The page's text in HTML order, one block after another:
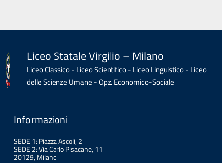
Liceo Statale Virgilio – Milano
Liceo Classico - Liceo Scientifico - Liceo Linguistico - Liceo
delle Scienze Umane - Opz. Economico-Sociale
Informazioni
SEDE 1: Piazza Ascoli, 2
SEDE 2: Via Carlo Pisacane, 11
20129, Milano